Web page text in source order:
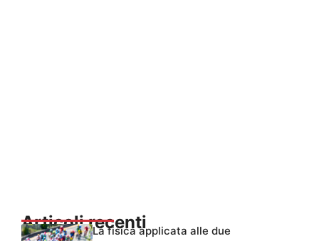
Articoli recentiLa fisica applicata alle due